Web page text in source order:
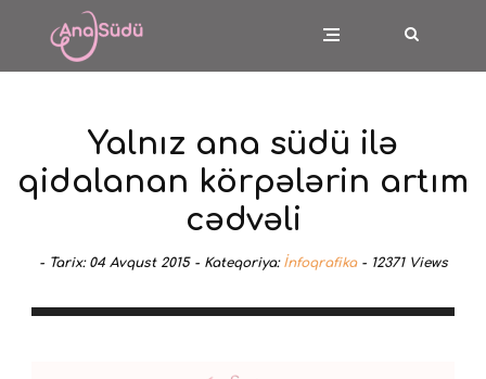
Yalnız ana südü ilə
qidalanan körpələrin artım
cədvəli
- Tarix: 04 Avqust 2015 - Kateqoriya: İnfoqrafika- 12371 Views